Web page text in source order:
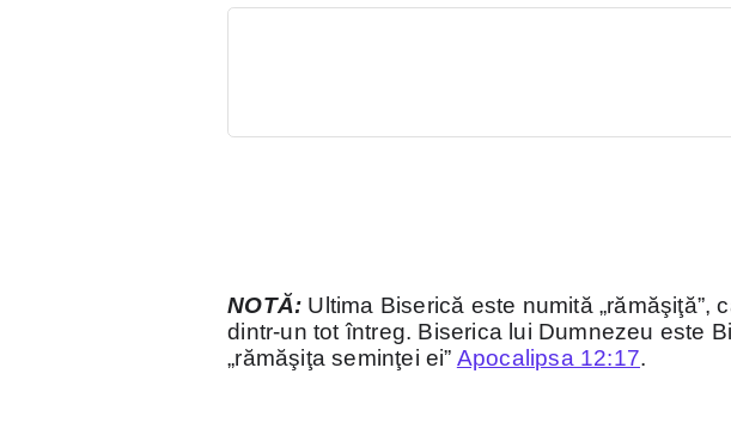
NOTĂ: Ultima Biserică este numită „rămăşiţă”,
dintr-un tot întreg. Biserica lui Dumnezeu este
„rămăşiţa seminţei ei” Apocalipsa 12:17.